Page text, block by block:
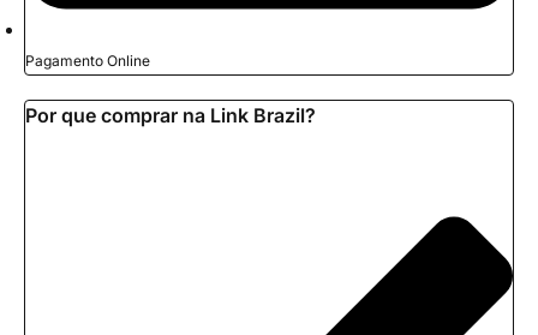
Pagamento Online
Por que comprar na Link Brazil?